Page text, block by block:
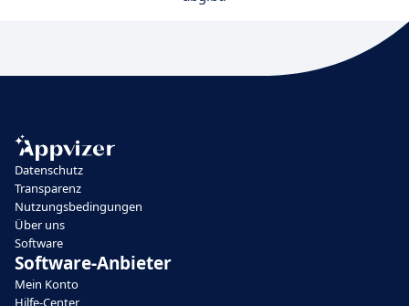
Datenschutz
Transparenz
Nutzungsbedingungen
Über uns
Software
Software-Anbieter
Mein Konto
Hilfe-Center